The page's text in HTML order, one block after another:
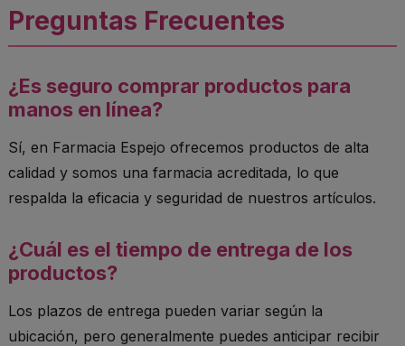
Preguntas Frecuentes
¿Es seguro comprar productos para
manos en línea?
Sí, en Farmacia Espejo ofrecemos productos de alta
calidad y somos una farmacia acreditada, lo que
respalda la eficacia y seguridad de nuestros artículos.
¿Cuál es el tiempo de entrega de los
productos?
Los plazos de entrega pueden variar según la
ubicación, pero generalmente puedes anticipar recibir